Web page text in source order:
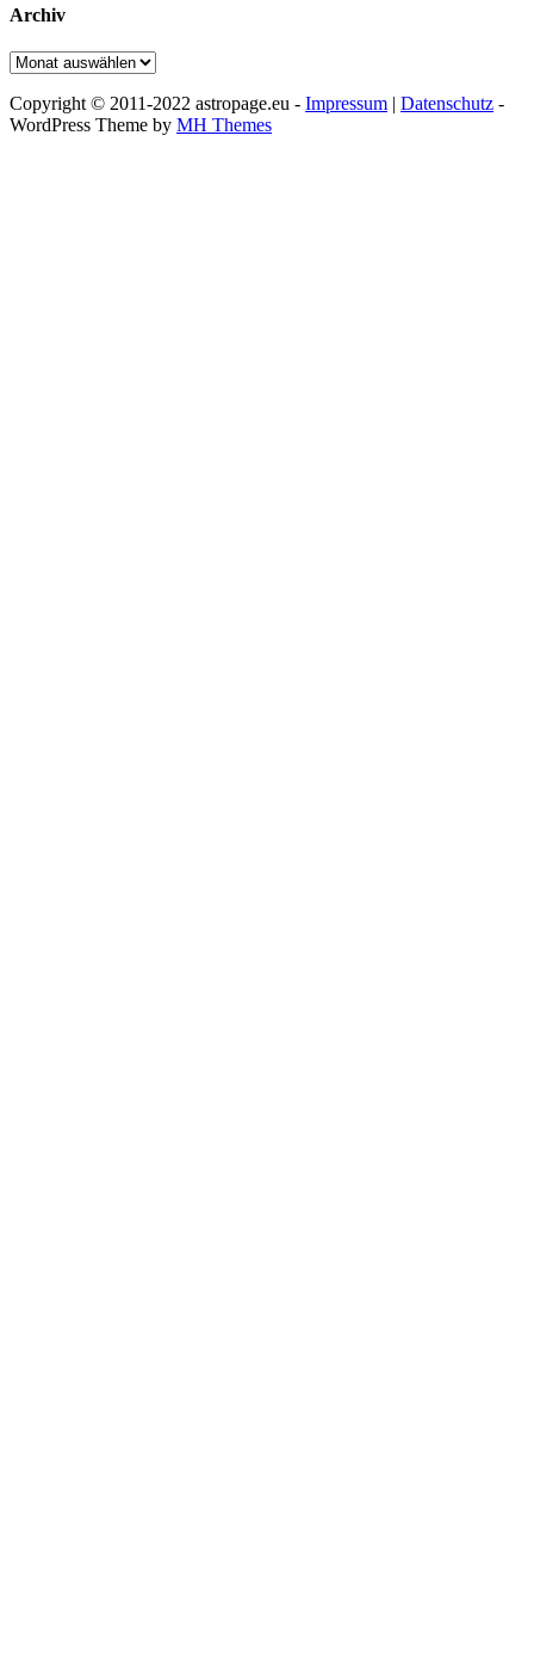
Archiv
Archiv
Copyright © 2011-2022 astropage.eu - Impressum | Datenschutz -
WordPress Theme by MH Themes